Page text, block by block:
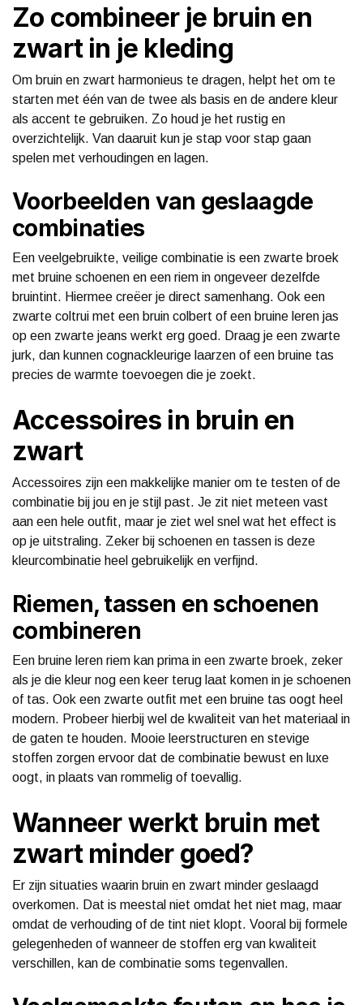
Zo combineer je bruin en
zwart in je kleding
Om bruin en zwart harmonieus te dragen, helpt het om te
starten met één van de twee als basis en de andere kleur
als accent te gebruiken. Zo houd je het rustig en
overzichtelijk. Van daaruit kun je stap voor stap gaan
spelen met verhoudingen en lagen.
Voorbeelden van geslaagde
combinaties
Een veelgebruikte, veilige combinatie is een zwarte broek
met bruine schoenen en een riem in ongeveer dezelfde
bruintint. Hiermee creëer je direct samenhang. Ook een
zwarte coltrui met een bruin colbert of een bruine leren jas
op een zwarte jeans werkt erg goed. Draag je een zwarte
jurk, dan kunnen cognackleurige laarzen of een bruine tas
precies de warmte toevoegen die je zoekt.
Accessoires in bruin en
zwart
Accessoires zijn een makkelijke manier om te testen of de
combinatie bij jou en je stijl past. Je zit niet meteen vast
aan een hele outfit, maar je ziet wel snel wat het effect is
op je uitstraling. Zeker bij schoenen en tassen is deze
kleurcombinatie heel gebruikelijk en verfijnd.
Riemen, tassen en schoenen
combineren
Een bruine leren riem kan prima in een zwarte broek, zeker
als je die kleur nog een keer terug laat komen in je schoenen
of tas. Ook een zwarte outfit met een bruine tas oogt heel
modern. Probeer hierbij wel de kwaliteit van het materiaal in
de gaten te houden. Mooie leerstructuren en stevige
stoffen zorgen ervoor dat de combinatie bewust en luxe
oogt, in plaats van rommelig of toevallig.
Wanneer werkt bruin met
zwart minder goed?
Er zijn situaties waarin bruin en zwart minder geslaagd
overkomen. Dat is meestal niet omdat het niet mag, maar
omdat de verhouding of de tint niet klopt. Vooral bij formele
gelegenheden of wanneer de stoffen erg van kwaliteit
verschillen, kan de combinatie soms tegenvallen.